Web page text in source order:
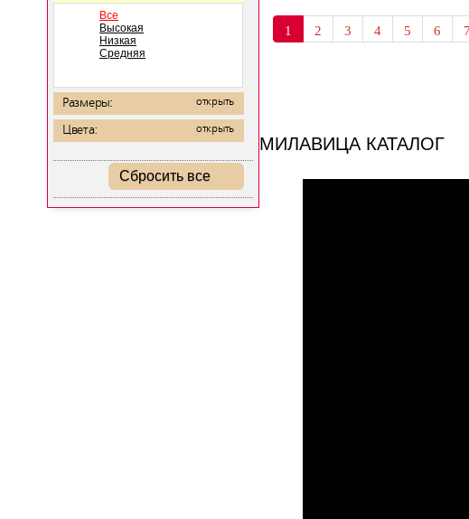
Все
Высокая
Низкая
Средняя
Размеры: открыть
Цвета: открыть
Сбросить все
1 2 3 4 5 6 7
МИЛАВИЦА КАТАЛОГ